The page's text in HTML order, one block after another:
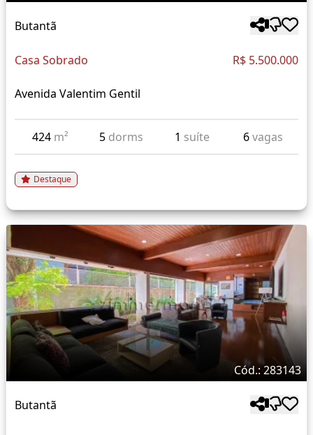
Butantã
Casa Sobrado R$ 5.500.000
Avenida Valentim Gentil
424 m² 5 dorms 1 suíte 6vagas
Destaque
Cód.: 283143
Butantã